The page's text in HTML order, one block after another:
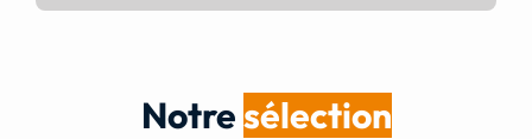
Notresélection